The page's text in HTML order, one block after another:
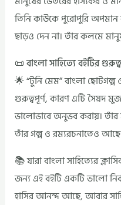
তিনি কাউকে পুরোপুরি
ছাড়ও দেন না। তাঁর কলমে
📜 বাংলা সাহিত্যে বইটির
🌟 “টুনি মেম” বাংলা
গুরুত্বপূর্ণ, কারণ এটি সৈয়দ
ভালোভাবে অনুভব করায়। তাঁর
তাঁর গল্প ও রম্যরচনাতেও আছে
📚 যারা বাংলা সাহিত্যের
জন্য এই বইটি একটি ভালো
হাসির আনন্দ আছে, আবার